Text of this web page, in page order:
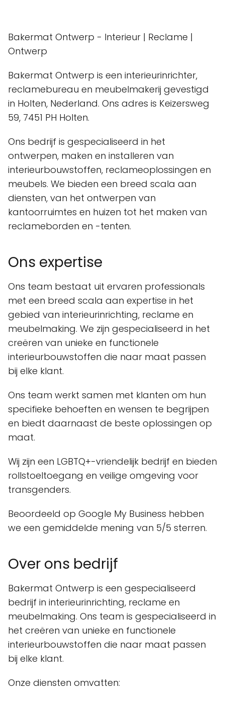
Bakermat Ontwerp - Interieur | Reclame |
Ontwerp
Bakermat Ontwerp is een interieurinrichter,
reclamebureau en meubelmakerij gevestigd
in Holten, Nederland. Ons adres is Keizersweg
59, 7451 PH Holten.
Ons bedrijf is gespecialiseerd in het
ontwerpen, maken en installeren van
interieurbouwstoffen, reclameoplossingen en
meubels. We bieden een breed scala aan
diensten, van het ontwerpen van
kantoorruimtes en huizen tot het maken van
reclameborden en -tenten.
Ons expertise
Ons team bestaat uit ervaren professionals
met een breed scala aan expertise in het
gebied van interieurinrichting, reclame en
meubelmaking. We zijn gespecialiseerd in het
creëren van unieke en functionele
interieurbouwstoffen die naar maat passen
bij elke klant.
Ons team werkt samen met klanten om hun
specifieke behoeften en wensen te begrijpen
en biedt daarnaast de beste oplossingen op
maat.
Wij zijn een LGBTQ+-vriendelijk bedrijf en bieden
rollstoeltoegang en veilige omgeving voor
transgenders.
Beoordeeld op Google My Business hebben
we een gemiddelde mening van 5/5 sterren.
Over ons bedrijf
Bakermat Ontwerp is een gespecialiseerd
bedrijf in interieurinrichting, reclame en
meubelmaking. Ons team is gespecialiseerd in
het creëren van unieke en functionele
interieurbouwstoffen die naar maat passen
bij elke klant.
Onze diensten omvatten: